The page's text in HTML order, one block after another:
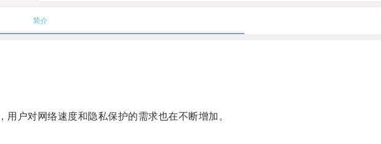
简介
户对网络速度和隐私保护的需求也在不断增加。